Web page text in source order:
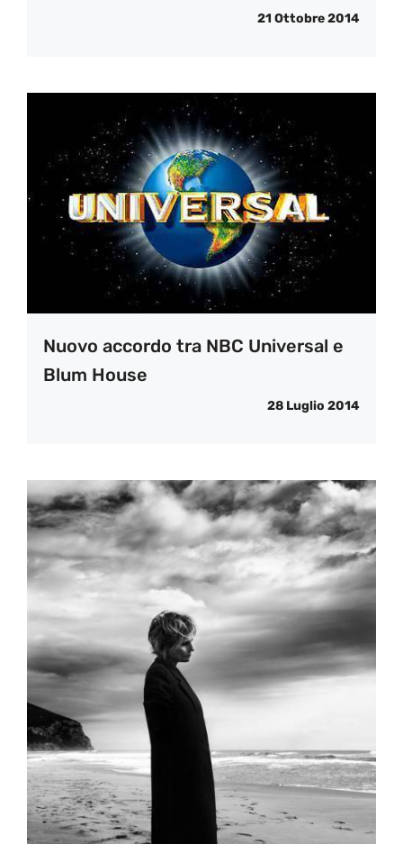
21 Ottobre 2014
Nuovo accordo tra NBC Universal e
Blum House
28 Luglio 2014